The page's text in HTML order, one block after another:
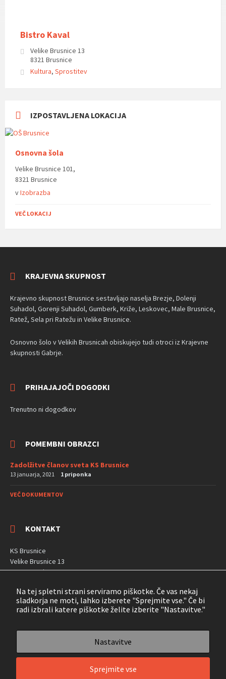
Bistro Kaval
Velike Brusnice 13
8321 Brusnice
Kultura, Sprostitev
IZPOSTAVLJENA LOKACIJA
Osnovna šola
Velike Brusnice 101,
8321 Brusnice
vIzobrazba
VEČ LOKACIJ
KRAJEVNA SKUPNOST
Krajevno skupnost Brusnice sestavljajo naselja Brezje, Dolenji
Suhadol, Gorenji Suhadol, Gumberk, Križe, Leskovec, Male Brusnice,
Ratež, Sela pri Ratežu in Velike Brusnice.
Osnovno šolo v Velikih Brusnicah obiskujejo tudi otroci iz Krajevne
skupnosti Gabrje.
PRIHAJAJOČI DOGODKI
Trenutno ni dogodkov
POMEMBNI OBRAZCI
Zadolžitve članov sveta KS Brusnice
13 januarja, 2021 1 priponka
VEČ DOKUMENTOV
KONTAKT
KS Brusnice
Velike Brusnice 13
8321 Brusnice
Telefon: (041) 620 731
© 2026 Krajevna skupnost Brusnice | Izdelava:
Na tej spletni strani serviramo piškotke. Če vas nekaj
sladkorja ne moti, lahko izberete "Sprejmite vse." Če bi
radi izbrali katere piškotke želite izberite "Nastavitve."
Nastavitve
Sprejmite vse
Ti
piškotki